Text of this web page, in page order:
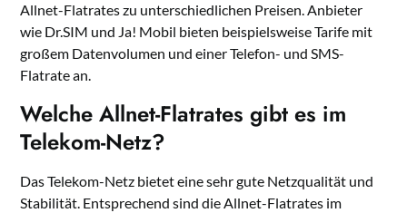
Allnet-Flatrates zu unterschiedlichen Preisen. Anbieter
wie Dr.SIM und Ja! Mobil bieten beispielsweise Tarife mit
großem Datenvolumen und einer Telefon- und SMS-
Flatrate an.
Welche Allnet-Flatrates gibt es im
Telekom-Netz?
Das Telekom-Netz bietet eine sehr gute Netzqualität und
Stabilität. Entsprechend sind die Allnet-Flatrates im